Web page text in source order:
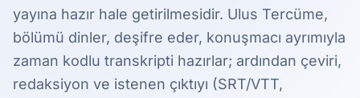
yayına hazır hale getirilmesidir. Ulus Tercüme,
bölümü dinler, deşifre eder, konuşmacı ayrımıyla
zaman kodlu transkripti hazırlar; ardından çeviri,
redaksiyon ve istenen çıktıyı (SRT/VTT,